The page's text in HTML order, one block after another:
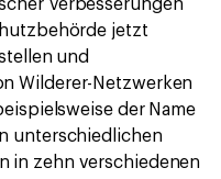
Verbesserungen
jetzt
und
Wilderer-Netzwerken
der Name
unterschiedlichen
in zehn verschiedenen